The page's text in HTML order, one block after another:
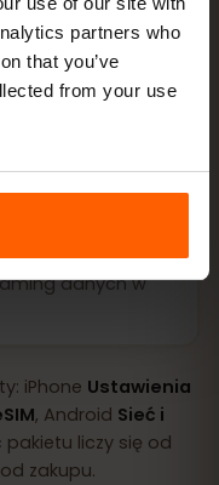
partners who
that you’ve
from your use
e‑mailem
kod QR w domu
danych w
iPhone Ustawienia
, Android Sieć i
pakietu liczy się od
zakupu.